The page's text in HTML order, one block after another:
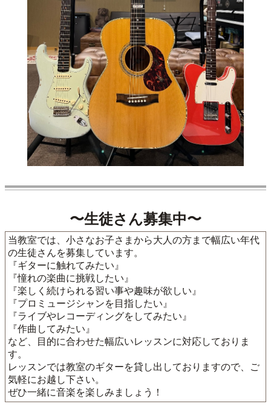
〜生徒さん募集中〜
当教室では、小さなお子さまから大人の方まで幅広い年代
の生徒さんを募集しています。
『ギターに触れてみたい』
『憧れの楽曲に挑戦したい』
『楽しく続けられる習い事や趣味が欲しい』
『プロミュージシャンを目指したい』
『ライブやレコーディングをしてみたい』
『作曲してみたい』
など、目的に合わせた幅広いレッスンに対応しておりま
す。
レッスンでは教室のギターを貸し出しておりますので、ご
気軽にお越し下さい。
ぜひ一緒に音楽を楽しみましょう！